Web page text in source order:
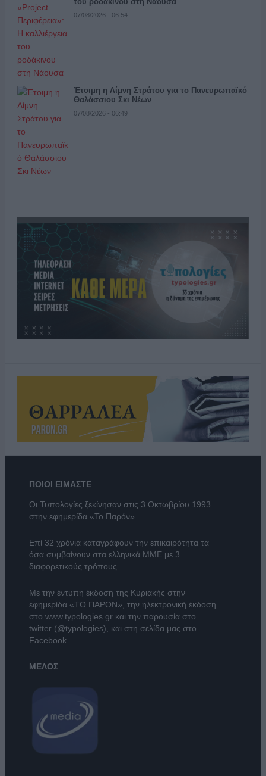
07/08/2026 - 06:54
Έτοιμη η Λίμνη Στράτου για το Πανευρωπαϊκό
Θαλάσσιου Σκι Νέων
07/08/2026 - 06:49
ΠΟΙΟΙ ΕΙΜΑΣΤΕ
Οι Τυπολογίες ξεκίνησαν στις 3 Οκτωβρίου 1993
στην εφημερίδα «Το Παρόν».
Επί 32 χρόνια καταγράφουν την επικαιρότητα τα
όσα συμβαίνουν στα ελληνικά ΜΜΕ με 3
διαφορετικούς τρόπους.
Με την έντυπη έκδοση της Κυριακής στην
εφημερίδα «ΤΟ ΠΑΡΟΝ», την ηλεκτρονική έκδοση
στο www.typologies.grκαι την παρουσία στο
twitter (@typologies), και στη σελίδα μας στο
Facebook .
ΜΕΛΟΣ